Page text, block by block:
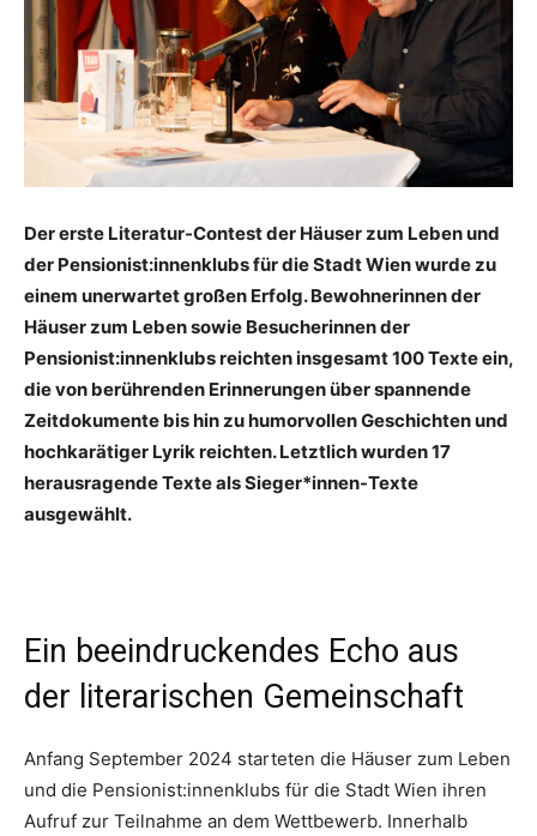
Der erste Literatur-Contest der Häuser zum Leben und
der Pensionist:innenklubs für die Stadt Wien wurde zu
einem unerwartet großen Erfolg. Bewohnerinnen der
Häuser zum Leben sowie Besucherinnen der
Pensionist:innenklubs reichten insgesamt 100 Texte ein,
die von berührenden Erinnerungen über spannende
Zeitdokumente bis hin zu humorvollen Geschichten und
hochkarätiger Lyrik reichten. Letztlich wurden 17
herausragende Texte als Sieger*innen-Texte
ausgewählt.
Ein beeindruckendes Echo aus
der literarischen Gemeinschaft
Anfang September 2024 starteten die Häuser zum Leben
und die Pensionist:innenklubs für die Stadt Wien ihren
Aufruf zur Teilnahme an dem Wettbewerb. Innerhalb